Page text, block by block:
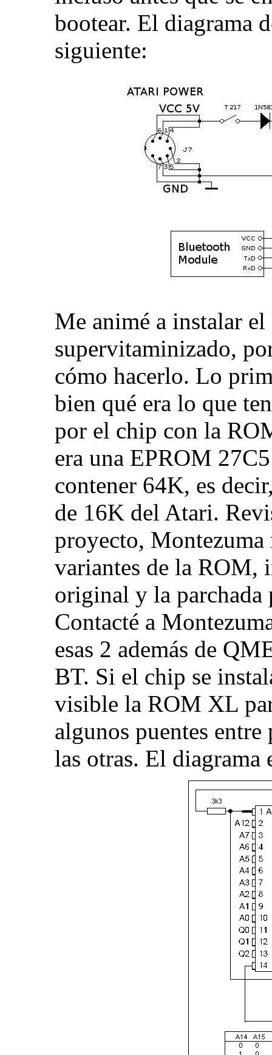
bootear. El diagrama
siguiente:
Me animé a instalar
supervitaminizado,
cómo hacerlo. Lo
bien qué era lo que
por el chip con la
era una EPROM
contener 64K, es
de 16K del Atari.
proyecto, Montezuma
variantes de la
original y la parchada
Contacté a
esas 2 además de
BT. Si el chip se
visible la ROM XL
algunos puentes
las otras. El diagrama